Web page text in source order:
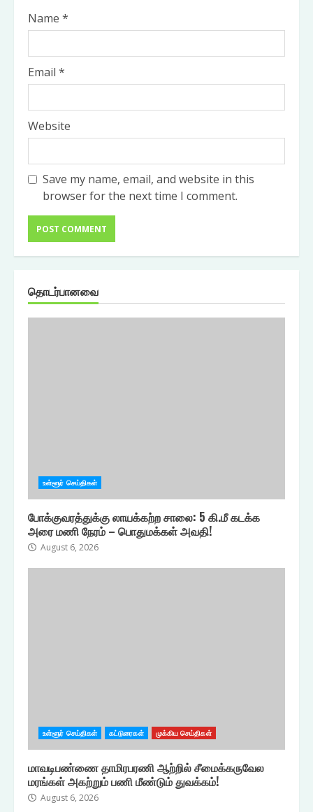
Name *
Email *
Website
Save my name, email, and website in this
browser for the next time I comment.
தொடர்பானவை
உள்ளூர் செய்திகள்
போக்குவரத்துக்கு லாயக்கற்ற சாலை: 5 கி.மீ கடக்க
அரை மணி நேரம் – பொதுமக்கள் அவதி!
August 6, 2026
உள்ளூர் செய்திகள் கட்டுரைகள் முக்கிய செய்திகள்
மாவடிபண்ணை தாமிரபரணி ஆற்றில் சீமைக்கருவேல
மரங்கள் அகற்றும் பணி மீண்டும் துவக்கம்!
August 6, 2026